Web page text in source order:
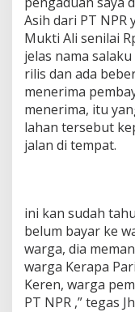
Asih dari PT NPR
Mukti Ali senilai
jelas nama
rilis dan ada
menerima
menerima, itu
lahan tersebut
jalan di tempat.
ini kan sudah
belum bayar ke
warga, dia
warga Kerapa
Keren, warga
PT NPR ,” tegas